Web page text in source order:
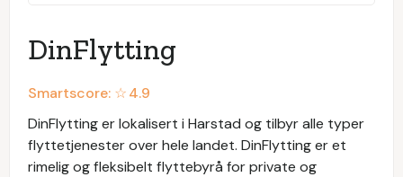
DinFlytting
Smartscore: ☆4.9
DinFlytting er lokalisert i Harstad og tilbyr alle typer
flyttetjenester over hele landet. DinFlytting er et
rimelig og fleksibelt flyttebyrå for private og